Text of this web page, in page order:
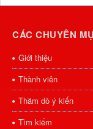
CÁC CHUYÊN
Giới thiệu
Thành viên
Thăm dò ý kiến
Tìm kiếm